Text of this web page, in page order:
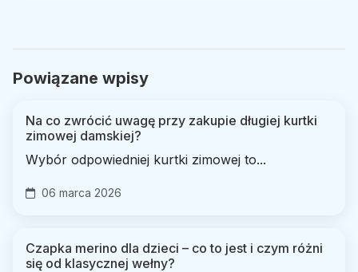
Powiązane wpisy
Na co zwrócić uwagę przy zakupie długiej kurtki
zimowej damskiej?
Wybór odpowiedniej kurtki zimowej to...
06 marca 2026
Czapka merino dla dzieci – co to jest i czym różni
się od klasycznej wełny?